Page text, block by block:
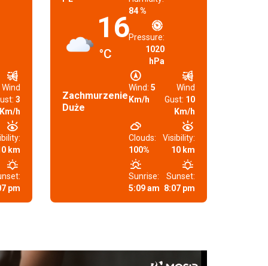
Wind
3
Km/h
km
pm
16
°C
Zachmurzenie
Duże
84 %
Pressure:
1020
hPa
Wind: 5
Km/h
Wind
Gust: 10
Km/h
Clouds:
100%
Visibility:
10 km
Sunrise:
5:09 am
Sunset:
8:07 pm